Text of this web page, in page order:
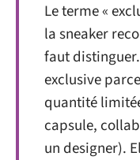
Le terme «
la sneaker
faut
exclusive
quantité
capsule,
un designer).